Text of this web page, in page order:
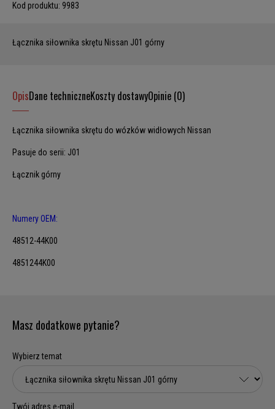
Kod produktu: 9983
Łącznika siłownika skrętu Nissan J01 górny
OpisDane techniczneKoszty dostawyOpinie (0)
Łącznika siłownika skrętu do wózków widłowych Nissan
Pasuje do serii: J01
Łącznik górny
Numery OEM:
48512-44K00
4851244K00
Masz dodatkowe pytanie?